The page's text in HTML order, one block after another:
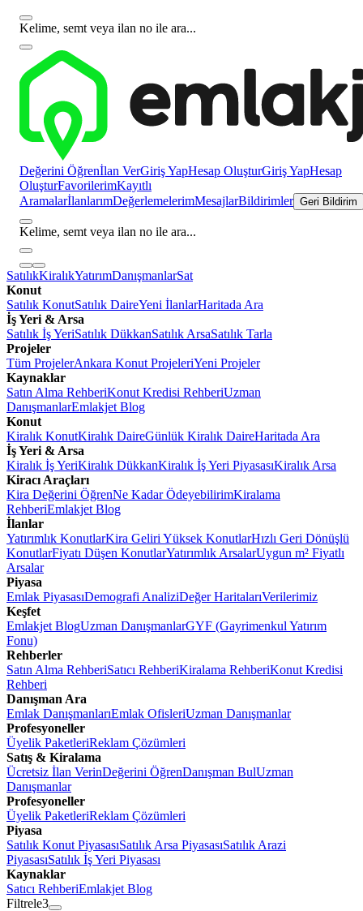
Kelime, semt veya ilan no ile ara...
Değerini Öğrenİlan VerGiriş YapHesap OluşturGiriş YapHesap
OluşturFavorilerimKayıtlı
AramalarİlanlarımDeğerlemelerimMesajlarBildirimler Geri Bildirim
Kelime, semt veya ilan no ile ara...
SatılıkKiralıkYatırımDanışmanlarSat
Konut
Satılık KonutSatılık DaireYeni İlanlarHaritada Ara
İş Yeri & Arsa
Satılık İş YeriSatılık DükkanSatılık ArsaSatılık Tarla
Projeler
Tüm ProjelerAnkara Konut ProjeleriYeni Projeler
Kaynaklar
Satın Alma RehberiKonut Kredisi RehberiUzman
DanışmanlarEmlakjet Blog
Konut
Kiralık KonutKiralık DaireGünlük Kiralık DaireHaritada Ara
İş Yeri & Arsa
Kiralık İş YeriKiralık DükkanKiralık İş Yeri PiyasasıKiralık Arsa
Kiracı Araçları
Kira Değerini ÖğrenNe Kadar ÖdeyebilirimKiralama
RehberiEmlakjet Blog
İlanlar
Yatırımlık KonutlarKira Geliri Yüksek KonutlarHızlı Geri Dönüşlü
KonutlarFiyatı Düşen KonutlarYatırımlık ArsalarUygun m² Fiyatlı
Arsalar
Piyasa
Emlak PiyasasıDemografi AnaliziDeğer HaritalarıVerilerimiz
Keşfet
Emlakjet BlogUzman DanışmanlarGYF (Gayrimenkul Yatırım
Fonu)
Rehberler
Satın Alma RehberiSatıcı RehberiKiralama RehberiKonut Kredisi
Rehberi
Danışman Ara
Emlak DanışmanlarıEmlak OfisleriUzman Danışmanlar
Profesyoneller
Üyelik PaketleriReklam Çözümleri
Satış & Kiralama
Ücretsiz İlan VerinDeğerini ÖğrenDanışman BulUzman
Danışmanlar
Profesyoneller
Üyelik PaketleriReklam Çözümleri
Piyasa
Satılık Konut PiyasasıSatılık Arsa PiyasasıSatılık Arazi
PiyasasıSatılık İş Yeri Piyasası
Kaynaklar
Satıcı RehberiEmlakjet Blog
Filtrele3